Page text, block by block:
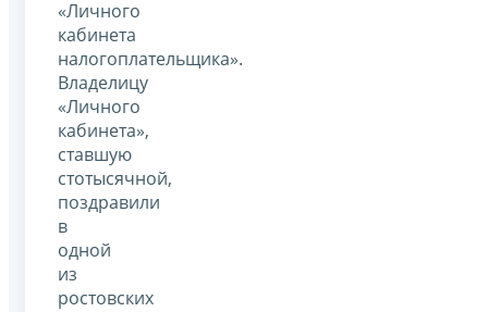
«Личного
кабинета
налогоплательщика».
Владелицу
«Личного
кабинета»,
ставшую
стотысячной,
поздравили
в
одной
из
ростовских